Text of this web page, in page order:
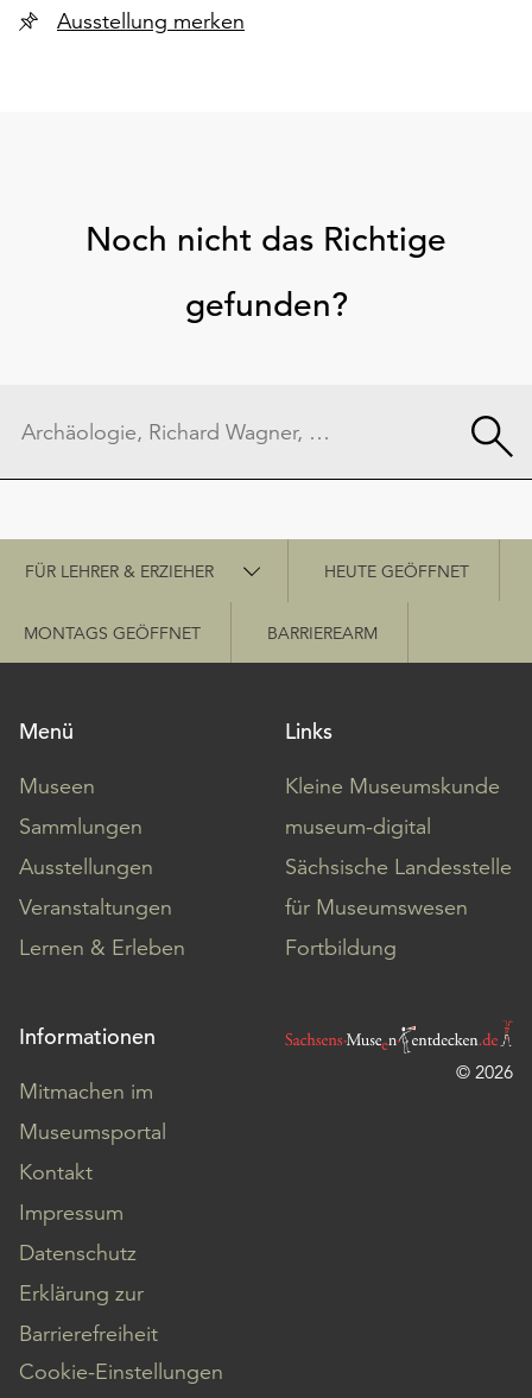
Ausstellung merken
Noch nicht das Richtige
gefunden?
Schnellzugriff
FÜR LEHRER & ERZIEHER HEUTE GEÖFFNET
MONTAGS GEÖFFNET BARRIEREARM
Menü
Museen
Sammlungen
Ausstellungen
Veranstaltungen
Lernen & Erleben
Links
Kleine Museumskunde
museum-digital
Sächsische Landesstelle
für Museumswesen
Fortbildung
Informationen
Mitmachen im
Museumsportal
Kontakt
Impressum
Datenschutz
Erklärung zur
Barrierefreiheit
Cookie-Einstellungen
© 2026